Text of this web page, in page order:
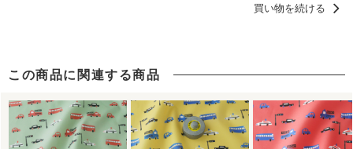
買い物を続ける
この商品に関連する商品